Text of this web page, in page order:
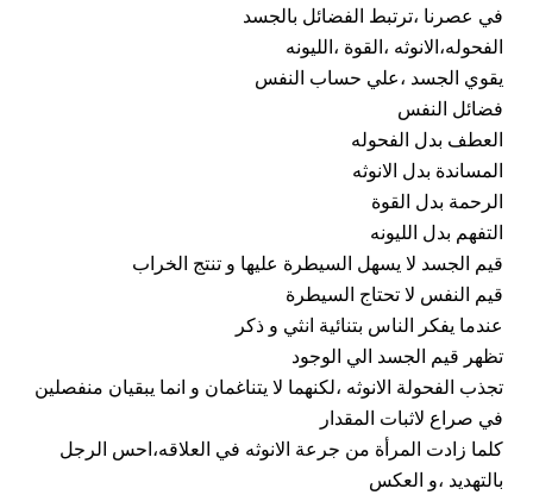
في عصرنا ،ترتبط الفضائل بالجسد
الفحوله،الانوثه ،القوة ،الليونه
يقوي الجسد ،علي حساب النفس
فضائل النفس
العطف بدل الفحوله
المساندة بدل الانوثه
الرحمة بدل القوة
التفهم بدل الليونه
قيم الجسد لا يسهل السيطرة عليها و تنتج الخراب
قيم النفس لا تحتاج السيطرة
عندما يفكر الناس بتنائية انثي و ذكر
تظهر قيم الجسد الي الوجود
تجذب الفحولة الانوثه ،لكنهما لا يتناغمان و انما يبقيان منفصلين
في صراع لاثبات المقدار
كلما زادت المرأة من جرعة الانوثه في العلاقه،احس الرجل
بالتهديد ،و العكس